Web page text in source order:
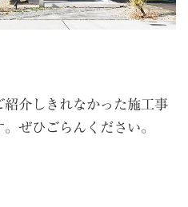
紹介しきれなかった施工事
ぜひごらんください。